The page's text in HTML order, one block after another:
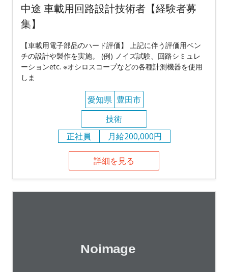
中途 車載用回路設計技術者【経験者募
集】
【車載用電子部品のハード評価】 上記に伴う評価用ベン
チの設計や製作を実施。 (例) ノイズ試験、回路シミュレ
ーションetc. ※オシロスコープなどの各種計測機器を使用
しま
愛知県 豊田市
技術
正社員
月給200,000円
詳細を見る